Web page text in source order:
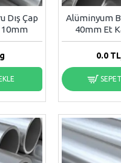
Dış Çap
10mm
Alüminyum
40mm Et
0.0